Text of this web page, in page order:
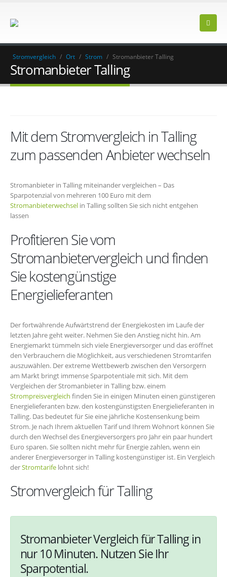
Stromvergleich / Ort / Strom / Stromanbieter Talling
Stromanbieter Talling
Mit dem Stromvergleich in Talling
zum passenden Anbieter wechseln
Stromanbieter in Talling miteinander vergleichen – Das
Sparpotenzial von mehreren 100 Euro mit dem
Stromanbieterwechsel in Talling sollten Sie sich nicht entgehen
lassen
Profitieren Sie vom
Stromanbietervergleich und finden
Sie kostengünstige
Energielieferanten
Der fortwährende Aufwärtstrend der Energiekosten im Laufe der
letzten Jahre geht weiter. Nehmen Sie den Anstieg nicht hin. Am
Energiemarkt tümmeln sich viele Energieversorger und das eröffnet
den Verbrauchern die Möglichkeit, aus verschiedenen Stromtarifen
auszuwählen. Der extreme Wettbewerb zwischen den Versorgern
am Markt bringt immense Sparpotentiale mit sich. Mit dem
Vergleichen der Stromanbieter in Talling bzw. einem
Strompreisvergleich finden Sie in einigen Minuten einen günstigeren
Energielieferanten bzw. den kostengünstigsten Energielieferanten in
Talling. Das bedeutet für Sie eine jährliche Kostensenkung beim
Strom. Je nach Ihrem aktuellen Tarif und Ihrem Wohnort können Sie
durch den Wechsel des Energieversorgers pro Jahr ein paar hundert
Euro sparen. Sie sollten nicht mehr für Energie zahlen, wenn ein
anderer Energieversorger in Talling kostengünstiger ist. Ein Vergleich
derStromtarife lohnt sich!
Stromvergleich für Talling
Stromanbieter Vergleich für Talling in
nur 10 Minuten. Nutzen Sie Ihr
Sparpotential.